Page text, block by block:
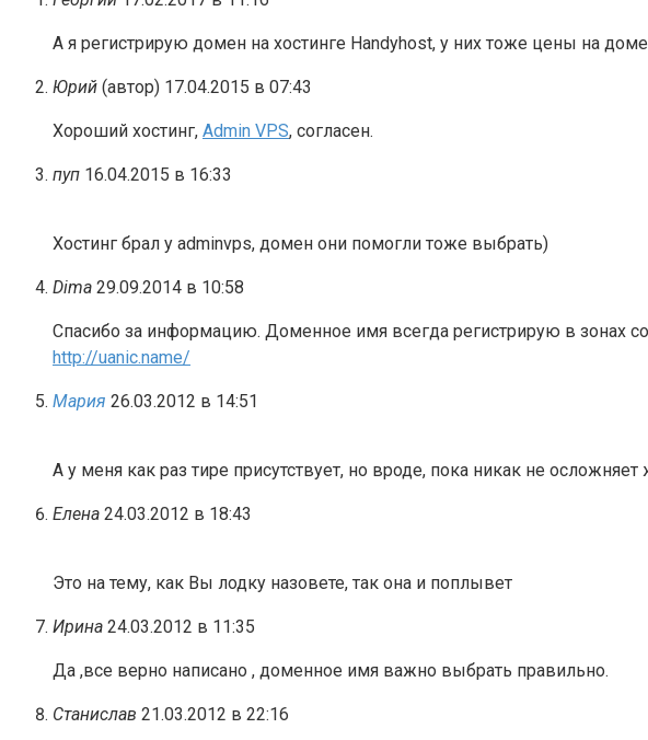
А я регистрирую домен на хостинге Handyhost, у них тоже цены на
Юрий (автор) 17.04.2015 в 07:43
Хороший хостинг, Admin VPS, согласен.
пуп 16.04.2015 в 16:33
Хостинг брал у adminvps, домен они помогли тоже выбрать)
Dima 29.09.2014 в 10:58
Спасибо за информацию. Доменное имя всегда регистрирую в зонах
http://uanic.name/
Мария 26.03.2012 в 14:51
А у меня как раз тире присутствует, но вроде, пока никак не
Елена 24.03.2012 в 18:43
Это на тему, как Вы лодку назовете, так она и поплывет
Ирина 24.03.2012 в 11:35
Да ,все верно написано , доменное имя важно выбрать правильно.
Станислав 21.03.2012 в 22:16